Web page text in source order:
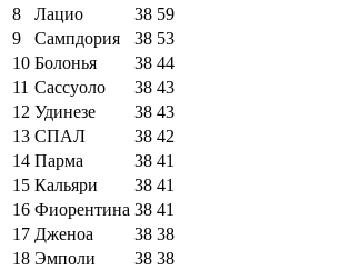
8
Лацио 38 59
9
Сампдория 38 53
10 Болонья 38 44
11 Сассуоло 38 43
12 Удинезе 38 43
13 СПАЛ 38 42
14 Парма 38 41
15 Кальяри 38 41
16 Фиорентина 38 41
17 Дженоа 38 38
18 Эмполи 38 38